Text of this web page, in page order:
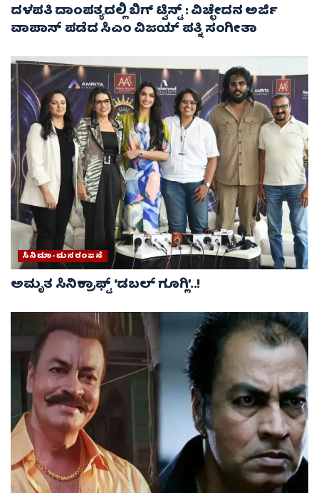
ದಳಪತಿ ದಾಂಪತ್ಯದಲ್ಲಿ ಬಿಗ್ ಟ್ವಿಸ್ಟ್ : ವಿಚ್ಛೇದನ ಅರ್ಜಿ
ವಾಪಾಸ್‌ ಪಡೆದ ಸಿಎಂ ವಿಜಯ್ ಪತ್ನಿ ಸಂಗೀತಾ‌
ಸಿನಿಮಾ-ಮನರಂಜನೆ
ಅಮೃತ ಸಿನಿಕ್ರಾಫ್ಟ್ ‘ಡಬಲ್ ಗೂಗ್ಲಿ’..!